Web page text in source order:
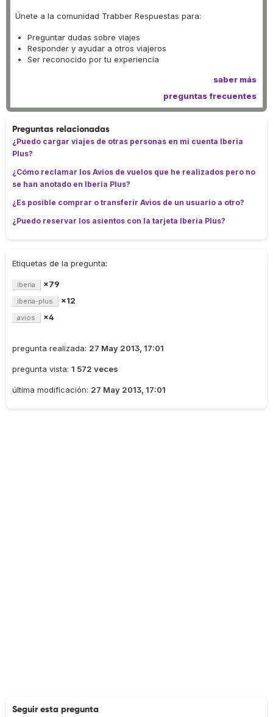
Únete a la comunidad Trabber Respuestas para:
Preguntar dudas sobre viajes
Responder y ayudar a otros viajeros
Ser reconocido por tu experiencia
saber más
preguntas frecuentes
Preguntas relacionadas
¿Puedo cargar viajes de otras personas en mi cuenta Iberia
Plus?
¿Cómo reclamar los Avios de vuelos que he realizados pero no
se han anotado en Iberia Plus?
¿Es posible comprar o transferir Avios de un usuario a otro?
¿Puedo reservar los asientos con la tarjeta Iberia Plus?
Etiquetas de la pregunta:
iberia ×79
iberia-plus ×12
avios ×4
pregunta realizada: 27 May 2013, 17:01
pregunta vista: 1 572 veces
última modificación: 27 May 2013, 17:01
Seguir esta pregunta